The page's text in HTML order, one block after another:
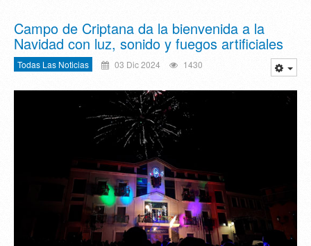
Campo de Criptana da la bienvenida a la
Navidad con luz, sonido y fuegos artificiales
Todas Las Noticias 03 Dic 2024 1430